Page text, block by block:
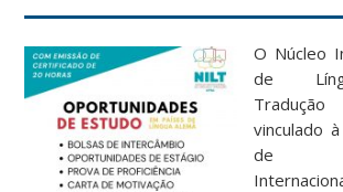
O Núcleo
de
vinculado
de